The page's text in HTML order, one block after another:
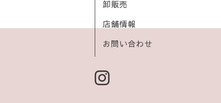
卸販売
店舗情報
お問い合わせ